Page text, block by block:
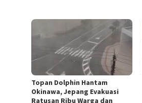
Topan Dolphin Hantam
Okinawa, Jepang Evakuasi
Ratusan Ribu Warga dan